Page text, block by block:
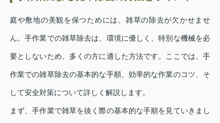
庭や敷地の美観を保つためには、雑草の除去が欠かせませ
ん。手作業での雑草除去は、環境に優しく、特別な機械を必
要としないため、多くの方に適した方法です。ここでは、手
作業での雑草除去の基本的な手順、効率的な作業のコツ、そ
して安全対策について詳しく解説します。
まず、手作業で雑草を抜く際の基本的な手順を見ていきまし